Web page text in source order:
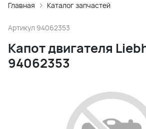
Главная Каталог запчастей
Артикул 94062353
Капот двигателя
94062353